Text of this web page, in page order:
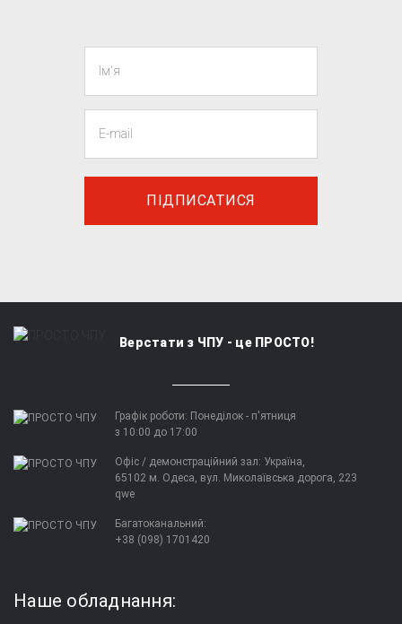
ПІДПИСАТИСЯ
Верстати з ЧПУ - це ПРОСТО!
Графік роботи: Понеділок - п'ятниця
з 10:00 до 17:00
Офіс / демонстраційний зал: Україна,
65102 м. Одеса, вул. Миколаївська дорога, 223
qwe
Багатоканальний:
+38 (098) 1701420
Наше обладнання: